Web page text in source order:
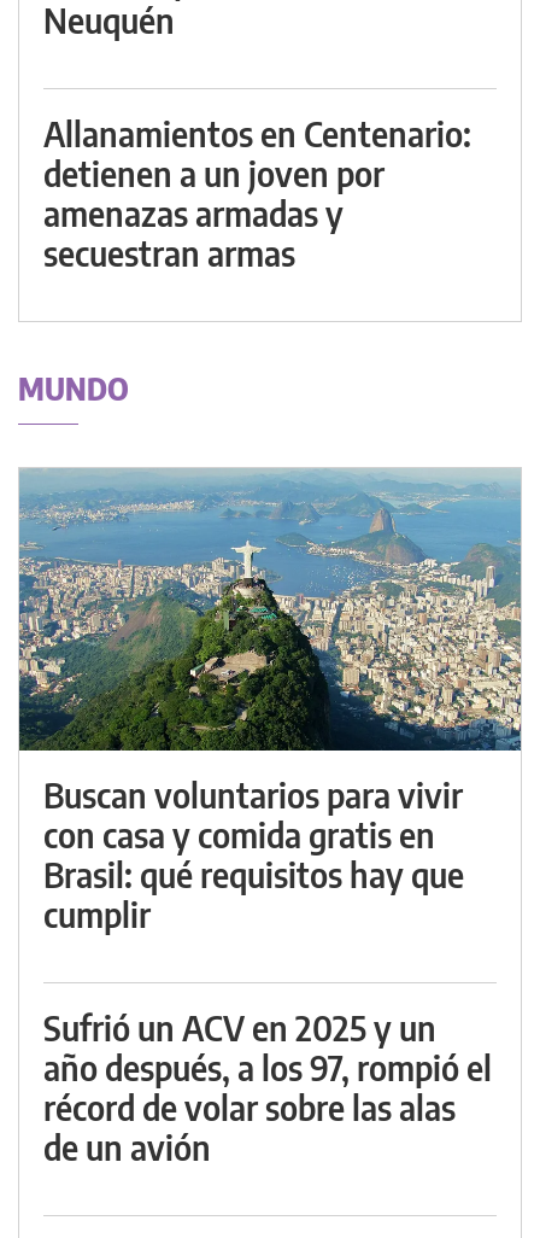
Neuquén
Allanamientos en Centenario:
detienen a un joven por
amenazas armadas y
secuestran armas
MUNDO
Buscan voluntarios para vivir
con casa y comida gratis en
Brasil: qué requisitos hay que
cumplir
Sufrió un ACV en 2025 y un
año después, a los 97, rompió el
récord de volar sobre las alas
de un avión